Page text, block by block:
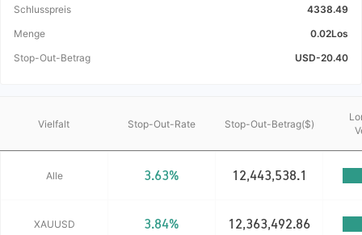
Schlusspreis
4338.49
Menge
0.02Los
Stop-Out-Betrag
USD-20.40
Vielfalt Stop-Out-Rate Stop-Out-Betrag($)
Alle 3.63% 12,443,538.1
XAUUSD 3.84% 12,363,492.86